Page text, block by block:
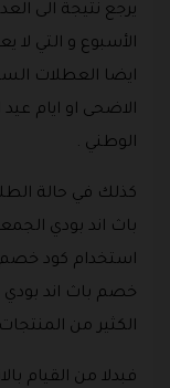
يرجع نتيجة الى
الأسبوع و التي
ايضا العطلات
الاضحى او ايام
الوطني .
كذلك في حالة
باث اند بودي
خصم باث اند
الكثير من
فبدلا من القيام